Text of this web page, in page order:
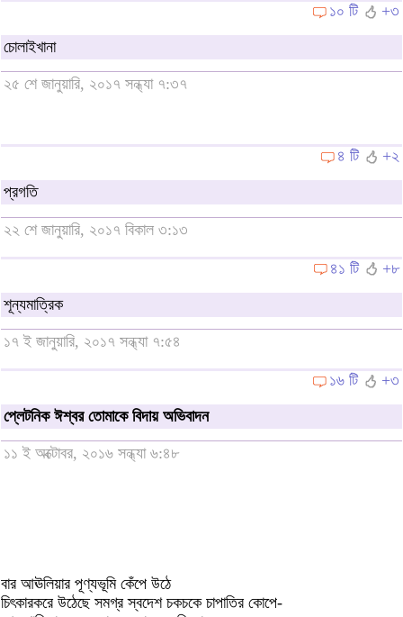
১০ টি
+৩
চোলাইখানা
২৫ শে জানুয়ারি, ২০১৭ সন্ধ্যা ৭:৩৭
৪ টি
+২
প্রগতি
২২ শে জানুয়ারি, ২০১৭ বিকাল ৩:১৩
৪১ টি
+৮
শূন্যমাত্রিক
১৭ ই জানুয়ারি, ২০১৭ সন্ধ্যা ৭:৫৪
১৬ টি
+৩
প্লেটনিক ঈশ্বর তোমাকে বিদায় অভিবাদন
১১ ই অক্টোবর, ২০১৬ সন্ধ্যা ৬:৪৮
বার আঊলিয়ার পূণ্যভূমি কেঁপে উঠে
চিৎকারকরে উঠেছে সমগ্র স্বদেশ চকচকে চাপাতির কোপে-